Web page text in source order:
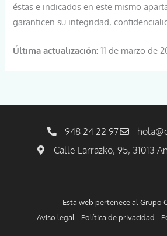
éstas e indicados en este mismo
garanticen su integridad,
Última actualización: 11 de marzo de
948 24 22 97
Calle Larrazko, 95, 31013
Esta web pertenece alGrupo
Aviso legal | Política de privacidad |